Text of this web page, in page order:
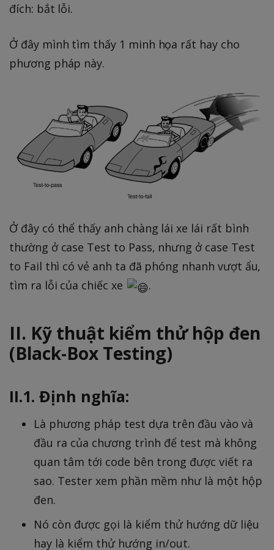
đích: bắt lỗi.
Ở đây mình tìm thấy 1 minh họa rất hay cho
phương pháp này.
Ở đây có thể thấy anh chàng lái xe lái rất bình
thường ở case Test to Pass, nhưng ở case Test
to Fail thì có vẻ anh ta đã phóng nhanh vượt ẩu,
tìm ra lỗi của chiếc xe
.
II. Kỹ thuật kiểm thử hộp đen
(Black-Box Testing)
II.1. Định nghĩa:
Là phương pháp test dựa trên đầu vào và
đầu ra của chương trình để test mà không
quan tâm tới code bên trong được viết ra
sao. Tester xem phần mềm như là một hộp
đen.
Nó còn được gọi là kiểm thử hướng dữ liệu
hay là kiểm thử hướng in/out.